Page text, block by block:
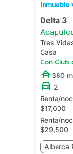
Inmueble
Delta 3
Tres
Casa
Con Club
360
2
Renta/
$17,600
Renta/
$29,500
Alberca